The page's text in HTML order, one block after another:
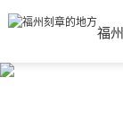
福